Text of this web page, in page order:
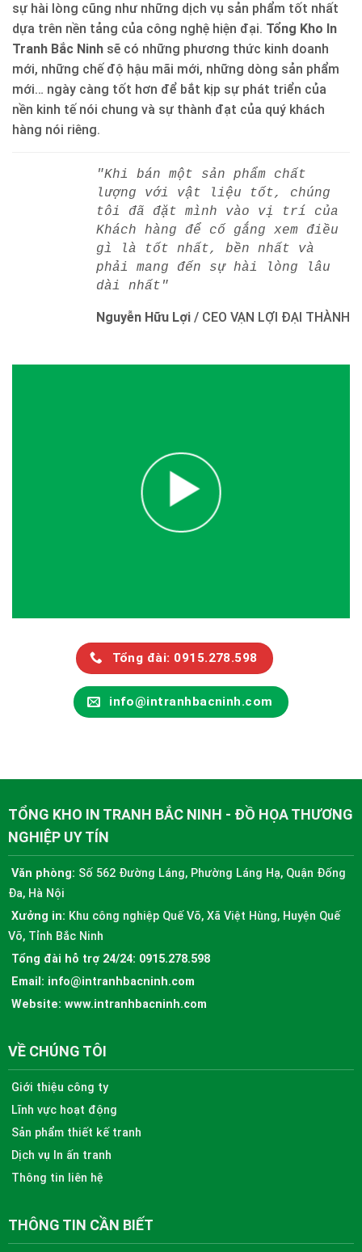
sự hài lòng cũng như những dịch vụ sản phẩm tốt nhất
dựa trên nền tảng của công nghệ hiện đại. Tổng Kho In
Tranh Bắc Ninh sẽ có những phương thức kinh doanh
mới, những chế độ hậu mãi mới, những dòng sản phẩm
mới… ngày càng tốt hơn để bắt kịp sự phát triển của
nền kinh tế nói chung và sự thành đạt của quý khách
hàng nói riêng.
"Khi bán một sản phẩm chất
lượng với vật liệu tốt, chúng
tôi đã đặt mình vào vị trí của
Khách hàng để cố gắng xem điều
gì là tốt nhất, bền nhất và
phải mang đến sự hài lòng lâu
dài nhất"
Nguyễn Hữu Lợi / CEO VẠN LỢI ĐẠI THÀNH
Tổng đài: 0915.278.598
info@intranhbacninh.com
TỔNG KHO IN TRANH BẮC NINH - ĐỒ HỌA THƯƠNG
NGHIỆP UY TÍN
Văn phòng: Số 562 Đường Láng, Phường Láng Hạ, Quận Đống
Đa, Hà Nội
Xưởng in: Khu công nghiệp Quế Võ, Xã Việt Hùng, Huyện Quế
Võ, Tỉnh Bắc Ninh
Tổng đài hỗ trợ 24/24: 0915.278.598
Email: info@intranhbacninh.com
Website: www.intranhbacninh.com
VỀ CHÚNG TÔI
Giới thiệu công ty
Lĩnh vực hoạt động
Sản phẩm thiết kế tranh
Dịch vụ In ấn tranh
Thông tin liên hệ
THÔNG TIN CẦN BIẾT